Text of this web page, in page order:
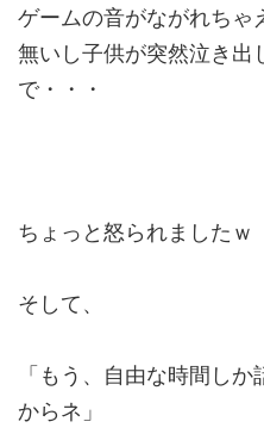
ゲームの音がながれちゃ
無いし子供が突然泣き出
で・・・
ちょっと怒られましたｗ
そして、
「もう、自由な時間し
からネ」